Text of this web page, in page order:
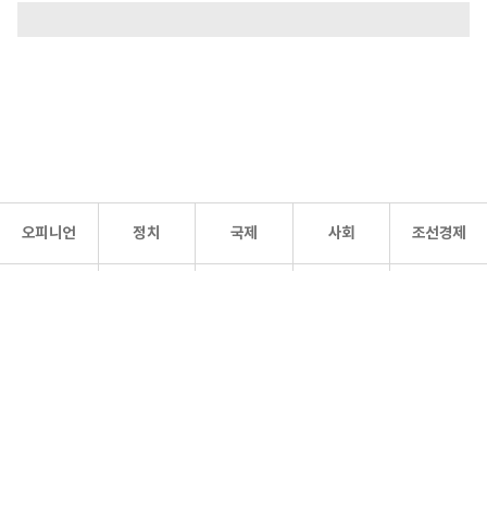
오피니언 정치 국제 사회 조선경제